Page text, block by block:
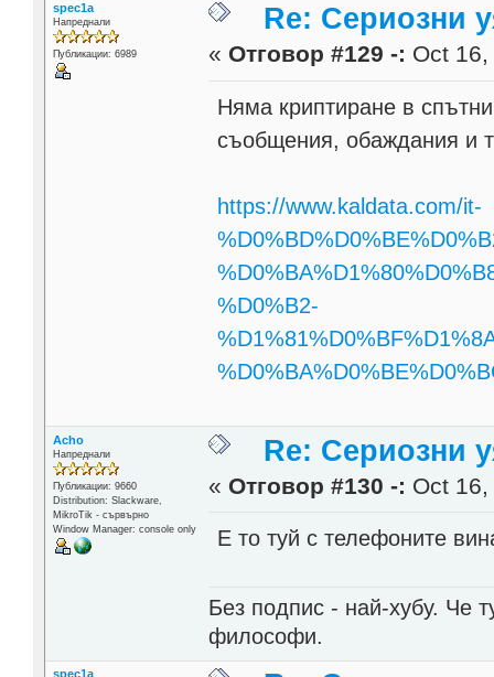
spec1a
Напреднали
Публикации: 6989
Re: Сериозни
« Отговор #129 -: Oct
Няма криптиране в
съобщения, обаждания и
https://www.kaldata.com/it-
%D0%B2-
Acho
Напреднали
Публикации: 9660
Distribution: Slackware,
MikroTik - сървърно
Window Manager: console only
Re: Сериозни
« Отговор #130 -: Oct
Е то туй с телефоните
Без подпис - най-хубу. Че
философи.
spec1a